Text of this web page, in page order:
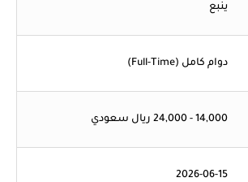
ينبع
دوام كامل (Full-Time)
14,000 - 24,000 ريال سعودي
2026-06-15